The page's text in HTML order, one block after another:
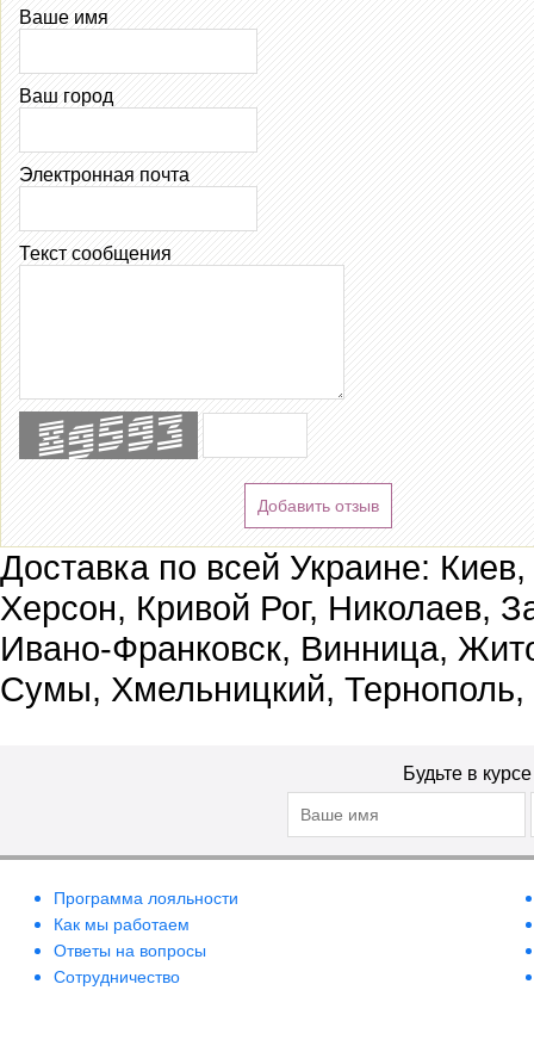
Ваше имя
Ваш город
Электронная почта
Текст сообщения
Добавить отзыв
Доставка по всей Украине:
Херсон, Кривой Рог, Николаев,
Ивано-Франковск, Винница,
Сумы, Хмельницкий, Тернополь,
Будьте в
Программа лояльности
Как мы работаем
Ответы на вопросы
Сотрудничество